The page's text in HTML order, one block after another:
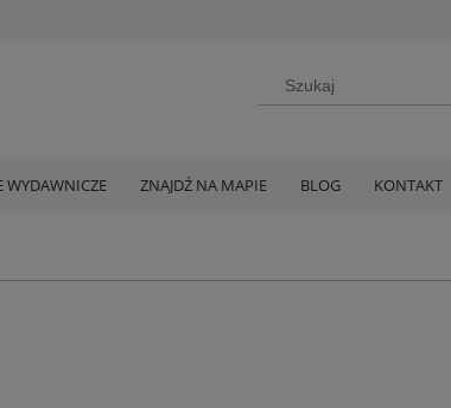
WYDAWNICZE ZNAJDŹ NA MAPIE BLOG KONTAKT